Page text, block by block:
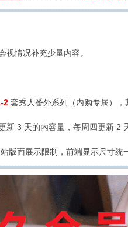
视情况补充少量内容。
2 套秀人番外系列（内购专属），
新 3 天的内容量，每周四更新 2
版面展示限制，前端显示尺寸统